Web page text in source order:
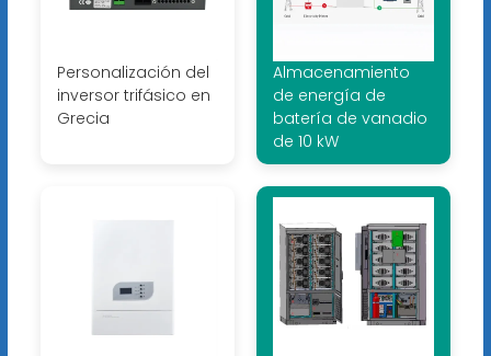
Personalización del
inversor trifásico en
Grecia
Almacenamiento
de energía de
batería de vanadio
de 10 kW